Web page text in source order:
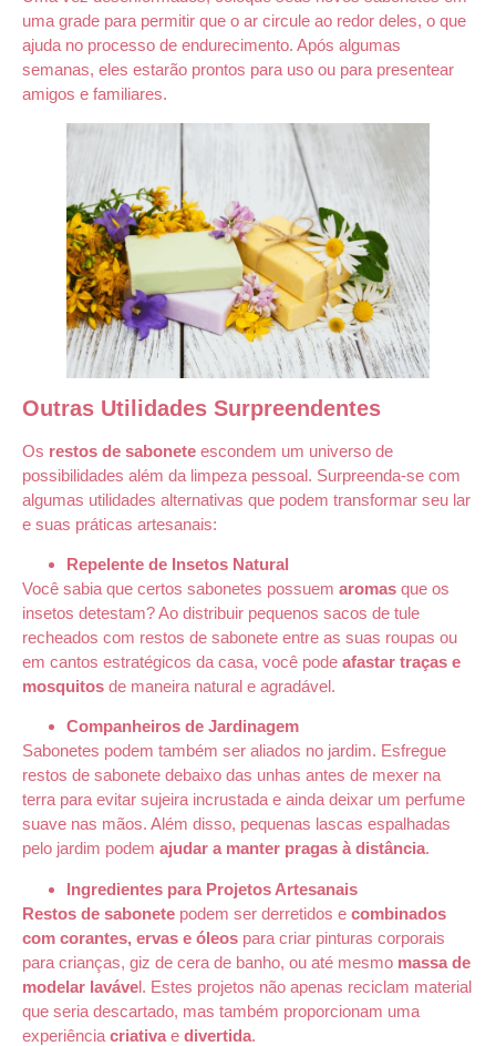
uma grade para permitir que o ar circule ao redor deles, o que
ajuda no processo de endurecimento. Após algumas
semanas, eles estarão prontos para uso ou para presentear
amigos e familiares.
Outras Utilidades Surpreendentes
Os restos de sabonete escondem um universo de
possibilidades além da limpeza pessoal. Surpreenda-se com
algumas utilidades alternativas que podem transformar seu lar
e suas práticas artesanais:
Repelente de Insetos Natural
Você sabia que certos sabonetes possuem aromas que os
insetos detestam? Ao distribuir pequenos sacos de tule
recheados com restos de sabonete entre as suas roupas ou
em cantos estratégicos da casa, você pode afastar traças e
mosquitos de maneira natural e agradável.
Companheiros de Jardinagem
Sabonetes podem também ser aliados no jardim. Esfregue
restos de sabonete debaixo das unhas antes de mexer na
terra para evitar sujeira incrustada e ainda deixar um perfume
suave nas mãos. Além disso, pequenas lascas espalhadas
pelo jardim podem ajudar a manter pragas à distância.
Ingredientes para Projetos Artesanais
Restos de sabonete podem ser derretidos e combinados
com corantes, ervas e óleos para criar pinturas corporais
para crianças, giz de cera de banho, ou até mesmo massa de
modelar lavável. Estes projetos não apenas reciclam material
que seria descartado, mas também proporcionam uma
experiência criativa e divertida.